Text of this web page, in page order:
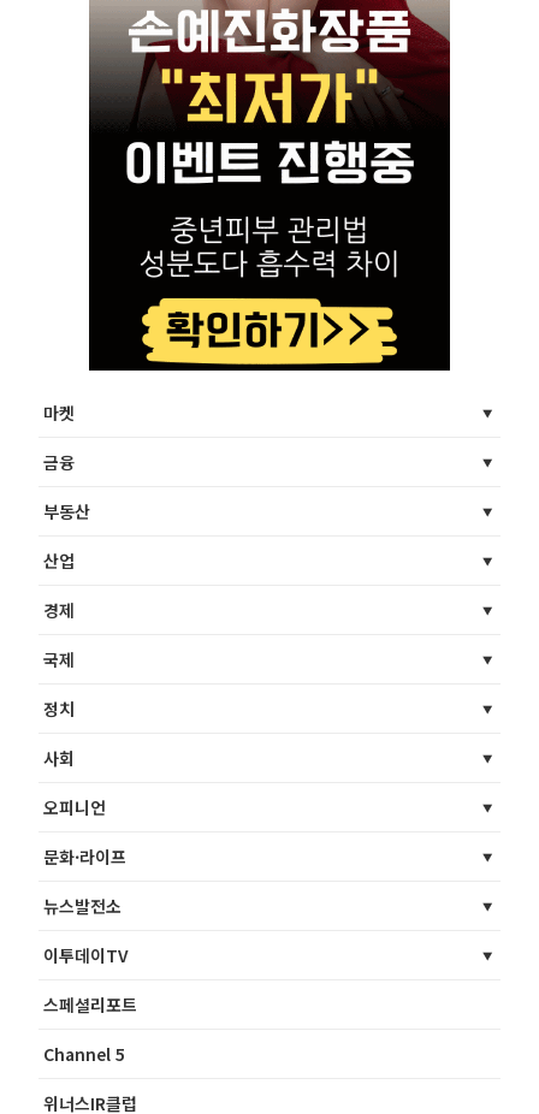
마켓
금융
부동산
산업
경제
국제
정치
사회
오피니언
문화·라이프
뉴스발전소
이투데이TV
스페셜리포트
Channel 5
위너스IR클럽